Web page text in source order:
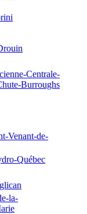
Centrale-
Burroughs
Venant-de-
Québec
la-